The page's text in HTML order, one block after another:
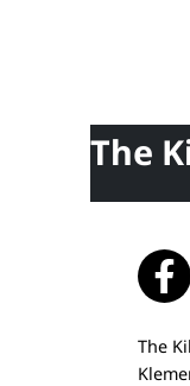
The
The